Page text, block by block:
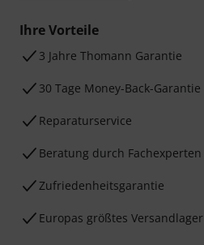
Ihre Vorteile
3 Jahre Thomann Garantie
30 Tage Money-Back-Garantie
Reparaturservice
Beratung durch Fachexperten
Zufriedenheitsgarantie
Europas größtes Versandlager